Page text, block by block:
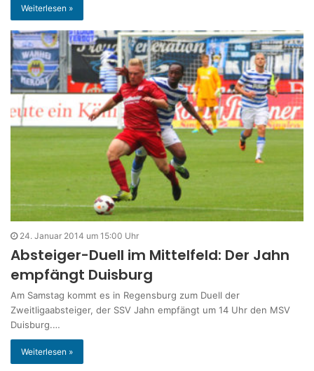
Weiterlesen »
24. Januar 2014 um 15:00 Uhr
Absteiger-Duell im Mittelfeld: Der Jahn
empfängt Duisburg
Am Samstag kommt es in Regensburg zum Duell der
Zweitligaabsteiger, der SSV Jahn empfängt um 14 Uhr den MSV
Duisburg.…
Weiterlesen »